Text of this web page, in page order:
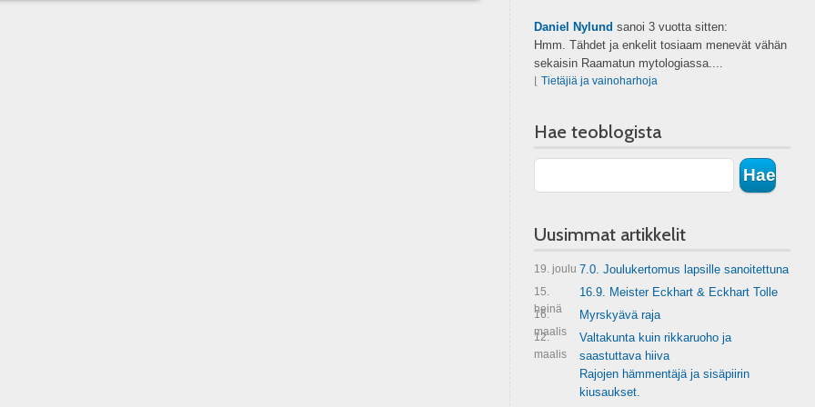
Daniel Nylund sanoi 3 vuotta sitten:
Hmm. Tähdet ja enkelit tosiaam menevät vähän
sekaisin Raamatun mytologiassa....
Tietäjiä ja vainoharhoja
Hae teoblogista
Uusimmat artikkelit
19. joulu 7.0. Joulukertomus lapsille sanoitettuna
15.
heinä
16.9. Meister Eckhart & Eckhart Tolle
16.
maalis
Myrskyävä raja
12.
maalis
Valtakunta kuin rikkaruoho ja
saastuttava hiiva
Rajojen hämmentäjä ja sisäpiirin
kiusaukset.